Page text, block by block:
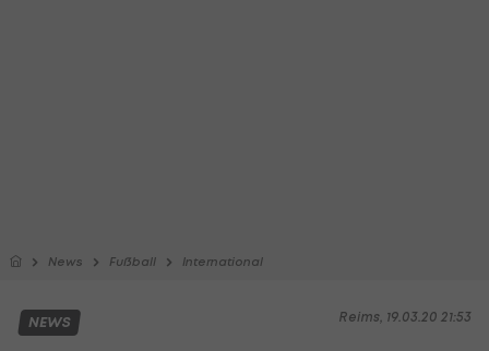
News Fußball International
Reims, 19.03.20 21:53
NEWS